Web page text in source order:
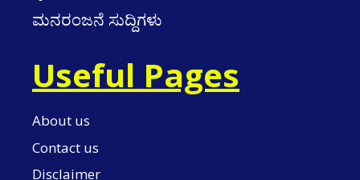
ಮನರಂಜನೆ ಸುದ್ದಿಗಳು
Useful Pages
About us
Contact us
Disclaimer